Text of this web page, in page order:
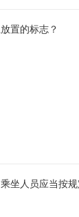
置的标志？
坐人员应当按